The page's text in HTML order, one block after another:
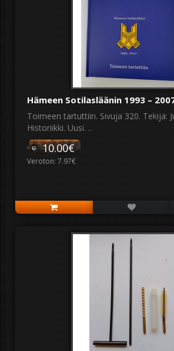
Hämeen Sotilasläänin 1993 –
Toimeen tartuttiin. Sivuja 320. Tekijä:
Historiikki. Uusi. ..
10.00€
Veroton: 7.97€